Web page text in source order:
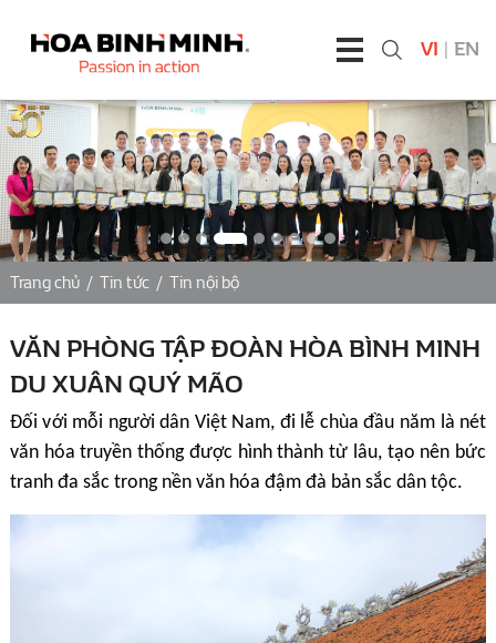
VI | EN
Trang chủ/ Tin tức/ Tin nội bộ
VĂN PHÒNG TẬP ĐOÀN HÒA BÌNH MINH
DU XUÂN QUÝ MÃO
Đối với mỗi người dân Việt Nam, đi lễ chùađầu năm là nét
văn hóa truyền thống được hình thành từ lâu, tạo nên bức
tranh đa sắc trong nền văn hóa đậm đà bản sắc dân tộc.